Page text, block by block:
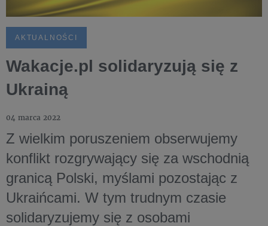
AKTUALNOŚCI
Wakacje.pl solidaryzują się z
Ukrainą
04 marca 2022
Z wielkim poruszeniem obserwujemy
konflikt rozgrywający się za wschodnią
granicą Polski, myślami pozostając z
Ukraińcami. W tym trudnym czasie
solidaryzujemy się z osobami